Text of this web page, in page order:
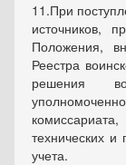
11.При
источников,
Положения,
Реестра
решения
технических и
учета.